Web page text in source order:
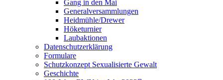
Gang in den Mai
Generalversammlungen
Heidmühle/Drewer
Höketurnier
Laubaktionen
Datenschutzerklärung
Formulare
Schutzkonzept Sexualisierte Gewalt
Geschichte